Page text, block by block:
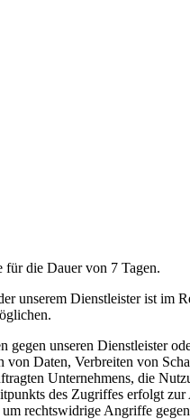
für die Dauer von 7 Tagen.
unserem Dienstleister ist im
unseren Dienstleister
Daten, Verbreiten von
Unternehmens, die
des Zugriffes erfolgt
rechtswidrige Angriffe